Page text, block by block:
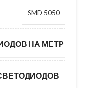
SMD 5050
НА МЕТР